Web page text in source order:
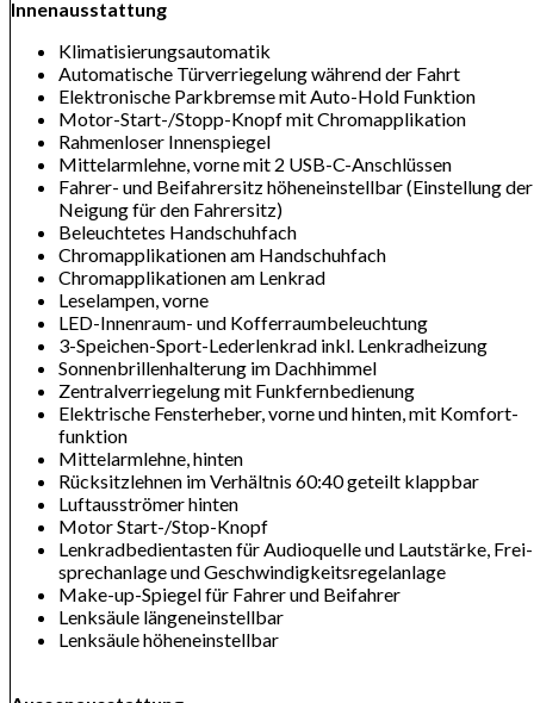
Innenausstattung
Kli­ma­ti­sie­rungs­au­to­ma­tik
Au­to­ma­ti­sche Tür­ver­rie­ge­lung wäh­rend der Fahrt
Elek­tro­ni­sche Park­brem­se mit Auto-Hold Funk­ti­on
Mo­tor-Start-/Stopp-Knopf mit Chrom­ap­pli­ka­ti­on
Rah­men­lo­ser In­nen­spie­gel
Mit­tel­arm­leh­ne, vor­ne mit 2 USB-C-An­schlüs­sen
Fah­rer- und Bei­fah­rer­sitz hö­hen­ein­stell­bar (Ein­stel­lung der
Nei­gung für den Fah­rer­sitz)
Be­leuch­te­tes Hand­schuh­fach
Chrom­ap­pli­ka­tio­nen am Hand­schuh­fach
Chrom­ap­pli­ka­tio­nen am Lenk­rad
Le­se­lam­pen, vor­ne
LED-In­nen­raum- und Kof­fer­raum­be­leuch­tung
3-Spei­chen-Sport-Le­der­lenk­rad inkl. Lenk­rad­hei­zung
Son­nen­bril­len­hal­te­rung im Dach­him­mel
Zen­tral­ver­rie­ge­lung mit Funk­fern­be­die­nung
Elek­tri­sche Fens­ter­he­ber, vor­ne und hin­ten, mit Kom­fort­
funk­ti­on
Mit­tel­arm­leh­ne, hin­ten
Rück­sitz­leh­nen im Ver­hält­nis 60:40 ge­teilt klapp­bar
Luft­aus­strö­mer hin­ten
Mo­tor Start-/Stop-Knopf
Lenk­rad­be­dien­tas­ten für Au­dio­qu­el­le und Laut­stär­ke, Frei­
sprech­an­la­ge und Ge­schwin­dig­keits­re­gel­an­la­ge
Make-up-Spie­gel für Fah­rer und Bei­fah­rer
Lenk­säu­le län­gen­ein­stell­bar
Lenk­säu­le hö­hen­ein­stell­bar